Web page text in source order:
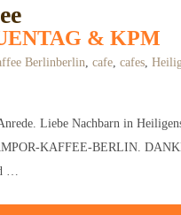
& KPM
Berlinberlin, cafe, cafes,
Liebe Nachbarn in
KAFFEE-BERLIN.
…